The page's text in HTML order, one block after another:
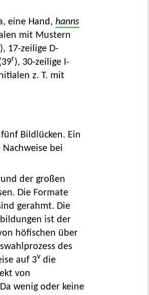
eine Hand, hanns
mit Mustern
), 17-zeilige D-
r), 30-zeilige I-
z. T. mit
Bildlücken. Ein
bei
der großen
Die Formate
gerahmt. Die
ist der
höfischen über
des
auf 3v die
von
wenig oder keine